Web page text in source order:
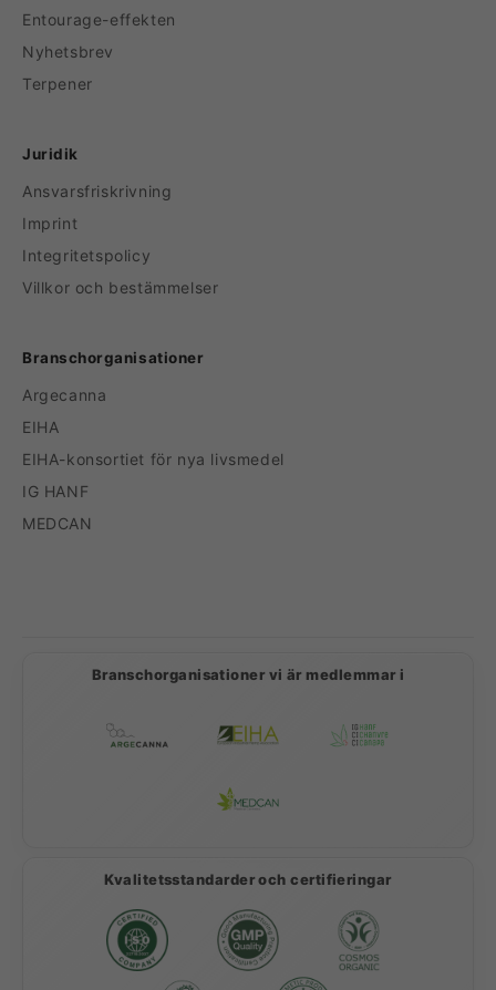
Entourage-effekten
Nyhetsbrev
Terpener
Juridik
Ansvarsfriskrivning
Imprint
Integritetspolicy
Villkor och bestämmelser
Branschorganisationer
Argecanna
EIHA
EIHA-konsortiet för nya livsmedel
IG HANF
MEDCAN
Branschorganisationer vi är medlemmar i
Kvalitetsstandarder och certifieringar